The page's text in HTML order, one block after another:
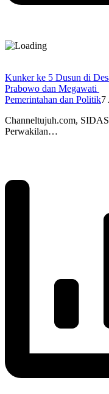
Kunker ke 5 Dusun di
Prabowo dan Megawati
Pemerintahan dan Politik7
Channeltujuh.com,
Perwakilan…